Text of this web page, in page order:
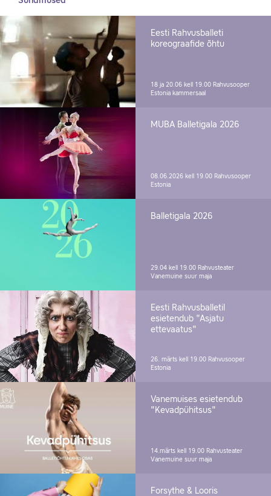
Eesti Rahvusballeti
koreograafide õhtu
18 ja 20.06 kell 19.00 Rahvusooper
Estonia kammersaal
MUBA Balletigala 2026
08.06.2026 kell 19.00 Rahvusooper
Estonia
Balletigala 2026
29.04 kell 19.00 Rahvusteater
Vanemuine suur maja
Eesti Rahvusballetil
esietendub "Asjatu
ettevaatus"
26. märts kell 19.00 Rahvusooper
Estonia
Vanemuises esietendub
"Kevadpühitsus"
14.märts kell 19.00 Rahvusteater
Vanemuine suur maja
Forsythe & Looris